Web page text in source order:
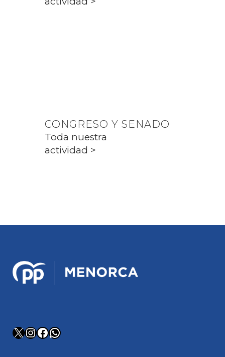
CONGRESO Y SENADO
Toda nuestra
actividad >
X Instagram
Facebook
WhatsApp